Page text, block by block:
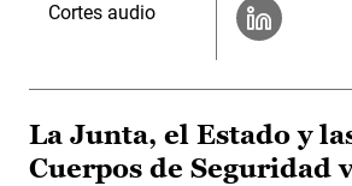
Cortes audio
La Junta, el Estado y
Cuerpos de Seguridad